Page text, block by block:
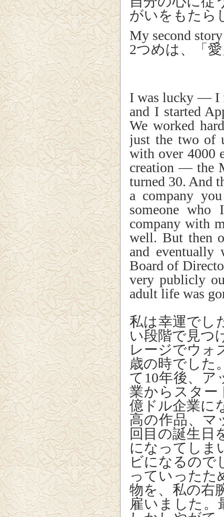
がいをもたら
My second
2つめは、「
I was lucky — I
and I started
We worked
just the two of
with over 4000
creation — the
turned 30. And
a company
someone
company with
well. But then
and
Board of
very publicly
adult life was
私は幸運でし
い段階で見つ
レージでウォ
歳の時でした
て10年後、ア
業からスター
億ドル企業に
高の作品、マ
回目の誕生日
になってしま
ビになるので
っていったた
物を、私の右
雇いました。